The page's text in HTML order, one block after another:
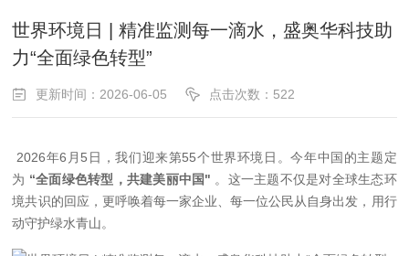
世界环境日 | 精准监测每一滴水，盛奥华科技助
力“全面绿色转型”
更新时间：2026-06-05 点击次数：522
2026年6月5日，我们迎来第55个世界环境日。今年中国的主题定
为 “全面绿色转型，共建美丽中国" 。这一主题不仅是对全球生态环
境共识的回应，更呼唤着每一家企业、每一位公民从自身出发，用行
动守护绿水青山。